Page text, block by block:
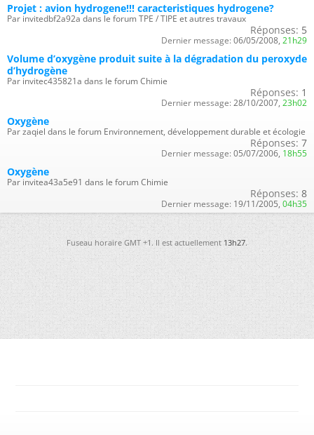
Projet : avion hydrogene!!! caracteristiques hydrogene?
Par invitedbf2a92a dans le forum TPE / TIPE et autres travaux
Réponses: 5
Dernier message: 06/05/2008, 21h29
Volume d’oxygène produit suite à la dégradation du peroxyde
d’hydrogène
Par invitec435821a dans le forum Chimie
Réponses: 1
Dernier message: 28/10/2007, 23h02
Oxygène
Par zaqiel dans le forum Environnement, développement durable et écologie
Réponses: 7
Dernier message: 05/07/2006, 18h55
Oxygène
Par invitea43a5e91 dans le forum Chimie
Réponses: 8
Dernier message: 19/11/2005, 04h35
Fuseau horaire GMT +1. Il est actuellement13h27.